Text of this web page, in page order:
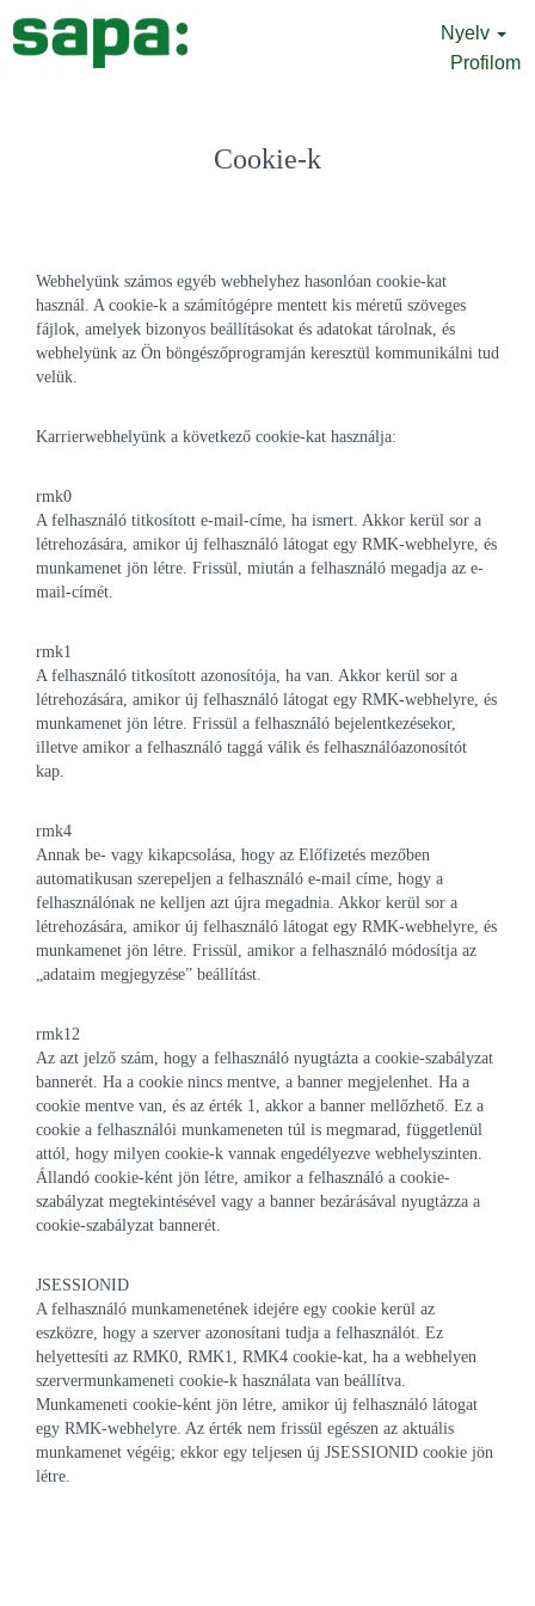
Nyelv
Profilom
Cookie-k
Webhelyünk számos egyéb webhelyhez hasonlóan cookie-kat
használ. A cookie-k a számítógépre mentett kis méretű szöveges
fájlok, amelyek bizonyos beállításokat és adatokat tárolnak, és
webhelyünk az Ön böngészőprogramján keresztül kommunikálni tud
velük.
Karrierwebhelyünk a következő cookie-kat használja:
rmk0
A felhasználó titkosított e-mail-címe, ha ismert. Akkor kerül sor a
létrehozására, amikor új felhasználó látogat egy RMK-webhelyre, és
munkamenet jön létre. Frissül, miután a felhasználó megadja az e-
mail-címét.
rmk1
A felhasználó titkosított azonosítója, ha van. Akkor kerül sor a
létrehozására, amikor új felhasználó látogat egy RMK-webhelyre, és
munkamenet jön létre. Frissül a felhasználó bejelentkezésekor,
illetve amikor a felhasználó taggá válik és felhasználóazonosítót
kap.
rmk4
Annak be- vagy kikapcsolása, hogy az Előfizetés mezőben
automatikusan szerepeljen a felhasználó e-mail címe, hogy a
felhasználónak ne kelljen azt újra megadnia. Akkor kerül sor a
létrehozására, amikor új felhasználó látogat egy RMK-webhelyre, és
munkamenet jön létre. Frissül, amikor a felhasználó módosítja az
„adataim megjegyzése” beállítást.
rmk12
Az azt jelző szám, hogy a felhasználó nyugtázta a cookie-szabályzat
bannerét. Ha a cookie nincs mentve, a banner megjelenhet. Ha a
cookie mentve van, és az érték 1, akkor a banner mellőzhető. Ez a
cookie a felhasználói munkameneten túl is megmarad, függetlenül
attól, hogy milyen cookie-k vannak engedélyezve webhelyszinten.
Állandó cookie-ként jön létre, amikor a felhasználó a cookie-
szabályzat megtekintésével vagy a banner bezárásával nyugtázza a
cookie-szabályzat bannerét.
JSESSIONID
A felhasználó munkamenetének idejére egy cookie kerül az
eszközre, hogy a szerver azonosítani tudja a felhasználót. Ez
helyettesíti az RMK0, RMK1, RMK4 cookie-kat, ha a webhelyen
szervermunkameneti cookie-k használata van beállítva.
Munkameneti cookie-ként jön létre, amikor új felhasználó látogat
egy RMK-webhelyre. Az érték nem frissül egészen az aktuális
munkamenet végéig; ekkor egy teljesen új JSESSIONID cookie jön
létre.